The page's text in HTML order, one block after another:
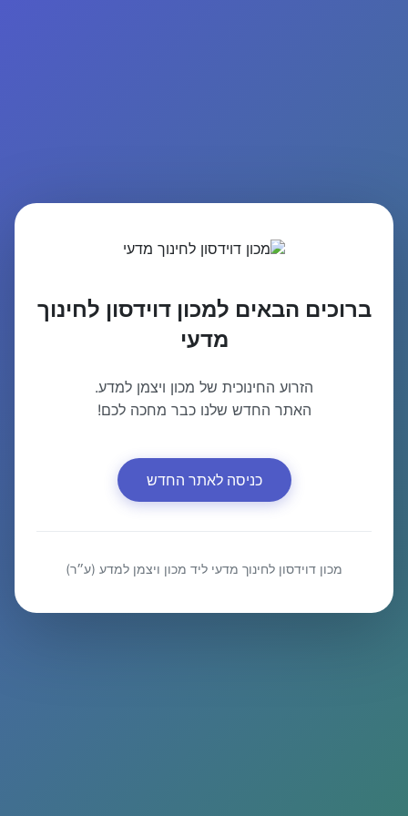
ברוכים הבאים למכון דוידסון לחינוך
מדעי
הזרוע החינוכית של מכון ויצמן למדע.
האתר החדש שלנו כבר מחכה לכם!
כניסה לאתר החדש
מכון דוידסון לחינוך מדעי ליד מכון ויצמן למדע (ע״ר)